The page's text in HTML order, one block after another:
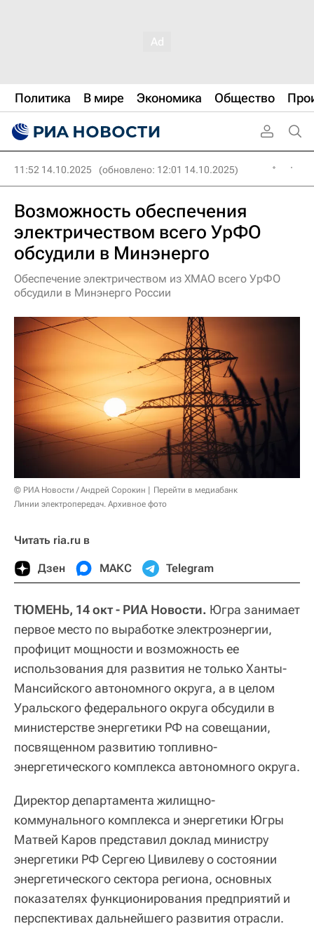
Политика В мире Экономика Общество
11:52 14.10.2025 (обновлено: 12:01 14.10.2025)
Возможность обеспечения
электричеством всего УрФО
обсудили в Минэнерго
Обеспечение электричеством из ХМАО всего УрФО
обсудили в Минэнерго России
© РИА Новости / Андрей Сорокин
Перейти в медиабанк
Линии электропередач. Архивное фото
Читать ria.ru в
Дзен МАКС Telegram
ТЮМЕНЬ, 14 окт - РИА Новости. Югра занимает
первое место по выработке электроэнергии,
профицит мощности и возможность ее
использования для развития не только Ханты-
Мансийского автономного округа, а в целом
Уральского федерального округа обсудили в
министерстве энергетики РФ на совещании,
посвященном развитию топливно-
энергетического комплекса автономного округа.
Директор департамента жилищно-
коммунального комплекса и энергетики Югры
Матвей Каров представил доклад министру
энергетики РФ Сергею Цивилеву о состоянии
энергетического сектора региона, основных
показателях функционирования предприятий и
перспективах дальнейшего развития отрасли.